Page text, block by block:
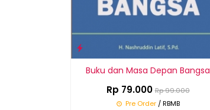
Buku dan Masa Depan Bangsa
Rp 79.000 Rp 99.000
Pre Order/ RBMB